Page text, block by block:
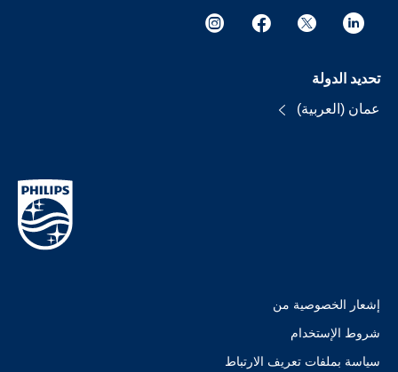
تحديد الدولة
عمان (العربية)
إشعار الخصوصية من
شروط الإستخدام
سياسة بملفات تعريف الارتباط